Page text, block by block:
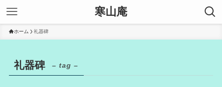
寒山庵
ホーム 礼器碑
礼器碑 – tag –